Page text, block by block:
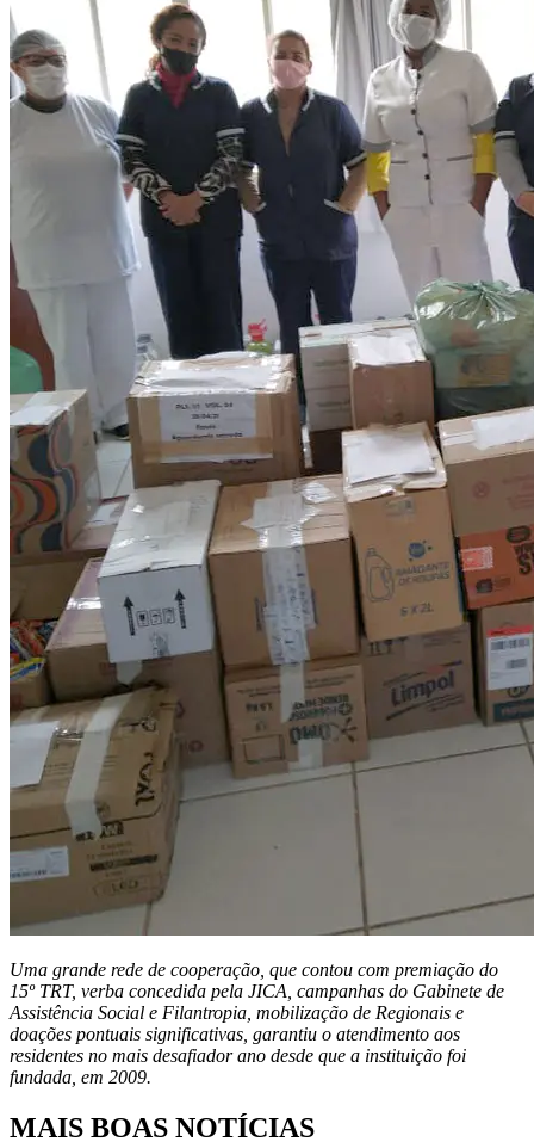
Uma grande rede de cooperação, que contou com premiação do
15º TRT, verba concedida pela JICA, campanhas do Gabinete de
Assistência Social e Filantropia, mobilização de Regionais e
doações pontuais significativas, garantiu o atendimento aos
residentes no mais desafiador ano desde que a instituição foi
fundada, em 2009.
MAIS BOAS NOTÍCIAS